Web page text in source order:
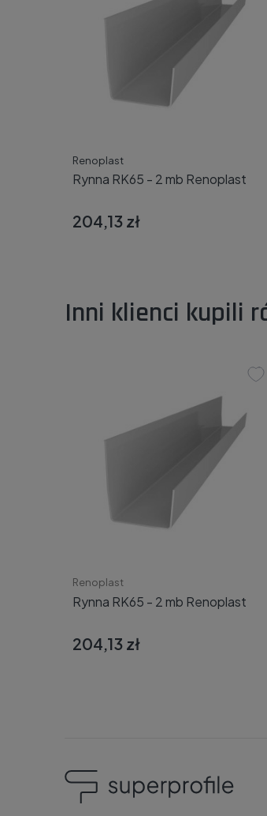
Renoplast
Rynna RK65 - 2 mb Renoplast
204,13 zł
Inni klienci kupili
Renoplast
Rynna RK65 - 2 mb Renoplast
204,13 zł